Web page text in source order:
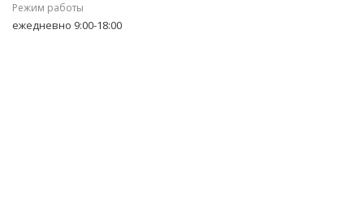
Режим работы
ежедневно 9:00-18:00